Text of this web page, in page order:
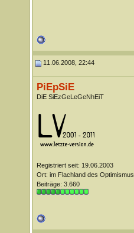
11.06.2008, 22:44
PiEpSiE
DiE SiEzGeLeGeNhEiT
Registriert seit: 19.06.2003
Ort: im Flachland des Optimismus
Beiträge: 3.660